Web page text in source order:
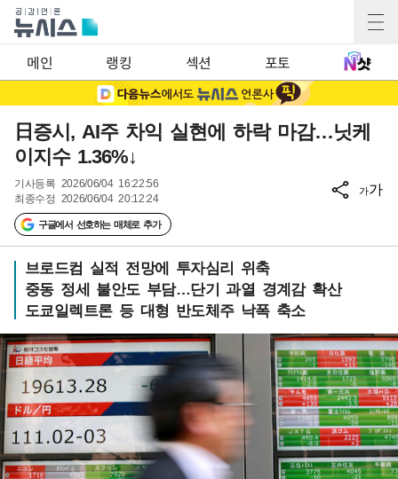
메인 랭킹 섹션 포토
日증시, AI주 차익 실현에 하락 마감…닛케
이지수 1.36%↓
기사등록 2026/06/04 16:22:56
최종수정 2026/06/04 20:12:24
구글에서 선호하는 매체로 추가
가가
브로드컴 실적 전망에 투자심리 위축
중동 정세 불안도 부담…단기 과열 경계감 확산
도쿄일렉트론 등 대형 반도체주 낙폭 축소